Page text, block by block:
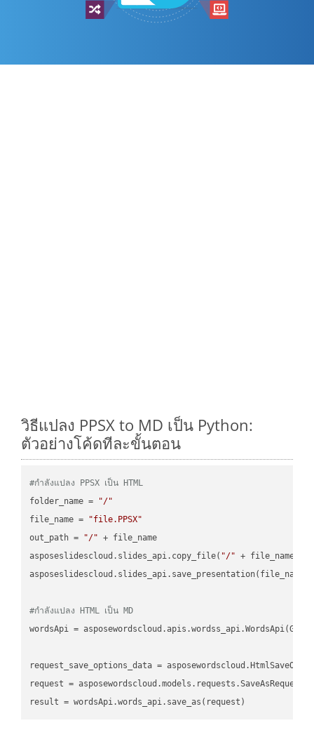
วิธีแปลง PPSX to MD เป็น Python:
ตัวอย่างโค้ดทีละขั้นตอน
#กำลังแปลง PPSX เป็น HTML
folder_name =
"/"
file_name =
"file.PPSX"
out_path =
"/" + file_name
asposeslidescloud.slides_api.copy_file( "/" + file_name,
#กำลังแปลง HTML เป็น MD
wordsApi =
request_save_options_data =
request =